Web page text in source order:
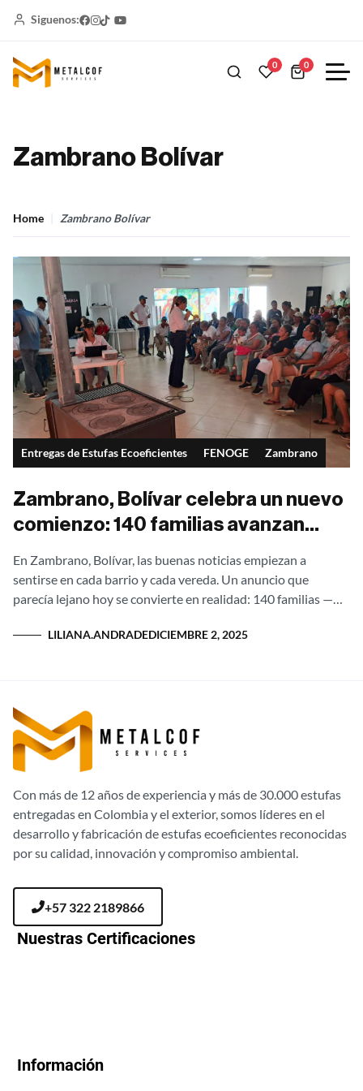
Siguenos:
0 0
Zambrano Bolívar
Home Zambrano Bolívar
Entregas de Estufas Ecoeficientes FENOGE Zambrano
Zambrano, Bolívar celebra un nuevo
comienzo: 140 familias avanzan
humo
En Zambrano, Bolívar, las buenas noticias empiezan a
sentirse en cada barrio y cada vereda. Un anuncio que
parecía lejano hoy se convierte en realidad: 140 familias —
LILIANA.ANDRADEDICIEMBRE 2, 2025
Con más de 12 años de experiencia y más de 30.000 estufas
entregadas en Colombia y el exterior, somos líderes en el
desarrollo y fabricación de estufas ecoeficientes reconocidas
por su calidad, innovación y compromiso ambiental.
+57 322 2189866
Nuestras Certificaciones
Información